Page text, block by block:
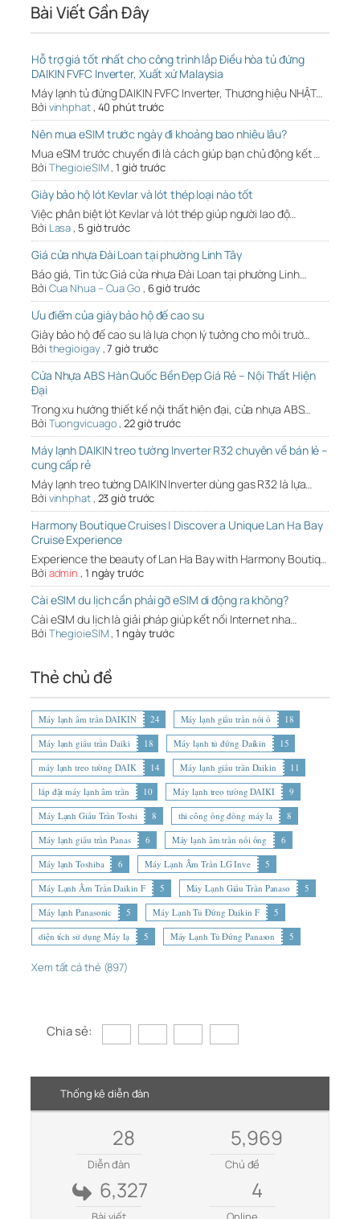
Bài Viết Gần Đây
Hỗ trợ giá tốt nhất cho công trình lắp Điều hòa tủ đứng
DAIKIN FVFC Inverter, Xuất xứ Malaysia
Máy lạnh tủ đứng DAIKIN FVFC Inverter, Thương hiệu NHẬT…
Bởi vinhphat, 40 phút trước
Nên mua eSIM trước ngày đi khoảng bao nhiêu lâu?
Mua eSIM trước chuyến đi là cách giúp bạn chủ động kết …
Bởi ThegioieSIM,1 giờ trước
Giày bảo hộ lót Kevlar và lót thép loại nào tốt
Việc phân biệt lót Kevlar và lót thép giúp người lao độ…
Bởi Lasa, 5 giờ trước
Giá cửa nhựa Đài Loan tại phường Linh Tây
Báo giá, Tin tức Giá cửa nhựa Đài Loan tại phường Linh…
Bởi Cua Nhua – Cua Go , 6 giờ trước
Ưu điểm của giày bảo hộ đế cao su
Giày bảo hộ đế cao su là lựa chọn lý tưởng cho môi trườ…
Bởi thegioigay,7 giờ trước
Cửa Nhựa ABS Hàn Quốc Bền Đẹp Giá Rẻ – Nội Thất Hiện
Đại
Trong xu hướng thiết kế nội thất hiện đại, cửa nhựa ABS…
Bởi Tuongvicuago,22 giờ trước
Máy lạnh DAIKIN treo tường Inverter R32 chuyên về bán lẻ –
cung cấp rẻ
Máy lạnh treo tường DAIKIN Inverter dùng gas R32 là lựa…
Bởi vinhphat, 23 giờ trước
Harmony Boutique Cruises | Discover a Unique Lan Ha Bay
Cruise Experience
Experience the beauty of Lan Ha Bay with Harmony Boutiq…
Bởi admin , 1 ngày trước
Cài eSIM du lịch cần phải gỡ eSIM di động ra không?
Cài eSIM du lịch là giải pháp giúp kết nối Internet nha…
Bởi ThegioieSIM,1 ngày trước
Thẻ chủ đề
Máy lạnh âm trần DAIKIN 24 Máy lạnh giấu trần nối ố
18
Máy lạnh giấu trần Daiki
18 Máy lạnh tủ đứng Daikin
15
máy lạnh treo tường DAIK
14 Máy lạnh giấu trần Daikin
11
lắp đặt máy lạnh âm trần
10 Máy lạnh treo tường DAIKI
9
Máy Lạnh Giấu Trần Toshi
8 thi công ống đồng máy lạ
8
Máy lạnh giấu trần Panas
6 Máy lạnh âm trần nối ống
6
Máy lạnh Toshiba
6 Máy Lạnh Âm Trần LG Inve
5
Máy Lạnh Âm Trần Daikin F
5 Máy Lạnh Giấu Trần Panaso
5
Máy lạnh Panasonic
5 Máy Lạnh Tủ Đứng Daikin F
5
diện tích sử dụng Máy lạ
5 Máy Lạnh Tủ Đứng Panason 5
Xem tất cả thẻ (897)
Chia sẻ:
Thống kê diễn đàn
28
Diễn đàn
5,969
Chủ đề
6,327 4